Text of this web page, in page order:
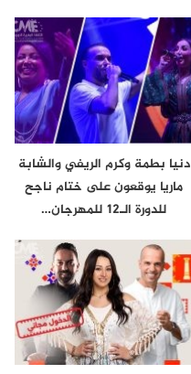
دنيا بطمة وكرم الريفي والشابة
ماريا يوقعون على ختام ناجح
للدورة الـ12 للمهرجان…